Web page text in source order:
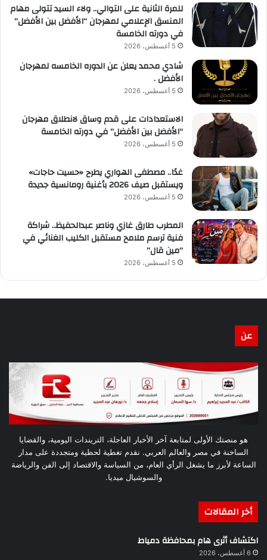
للمرة الثانية على التوالي.. ولاء السيد تتولى مهام
المنسق الإعلامي لمهرجان “الأفضل بين الأفضل”
في دورته الخامسة
5 أغسطس، 2026
شادي محمد يعلن عن الدوره الخامسه لمهرجان
الأفضل .
5 أغسطس، 2026
الاستعدادات على قدم وساق لانطلاق مهرجان
“الأفضل بين الأفضل” في دورته الخامسة
5 أغسطس، 2026
غدًا.. مصطفى الهواري يطرح «حسيت حاجات»
ويستقبل صيف 2026 بأغنية رومانسية جديدة
5 أغسطس، 2026
المطرب طارق غازي وناصر عبدالحفيظ.. شراكة
فنية ترسم ملامح مستقبل الكليب الغنائي في
“مين قال”
5 أغسطس، 2026
عن
هو منصتك الأولى لمتابعة آخر الأخبار العاجلة، التريندات اليومية، والقضايا
الساخنة في مصر والعالم العربي. نقدم تغطية لحظية ومتجددة على مدار
الساعة لأبرز ما يشغل الرأي العام، من السياسة والاقتصاد إلى الفن والرياضة
والسوشيال ميديا.
أخر المقالات
اكتشاف أثرى هام بمحافظة دمياط
6 أغسطس، 2026